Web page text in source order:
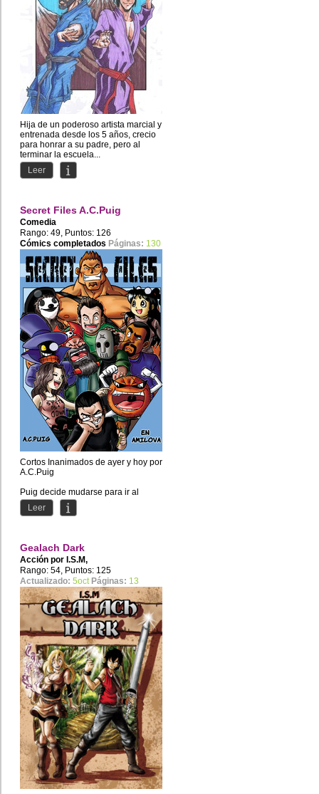
Hija de un poderoso artista marcial y
entrenada desde los 5 años, crecio
para honrar a su padre, pero al
terminar la escuela...
Leer
Secret Files A.C.Puig
Comedia
Rango: 49, Puntos: 126
Cómics completados Páginas: 130
Cortos Inanimados de ayer y hoy por
A.C.Puig
Puig decide mudarse para ir al
apartamento amilova-hispano.
Leer
Gealach Dark
Acción por I.S.M,
Rango: 54, Puntos: 125
Actualizado: 5oct Páginas: 13